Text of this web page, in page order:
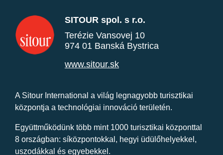
SITOUR spol. s r.o.
Terézie Vansovej 10
974 01 Banská Bystrica
www.sitour.sk
A Sitour International a világ legnagyobb turisztikai
központja a technológiai innováció területén.
Együttműködünk több mint 1000 turisztikai központtal
8 országban: síközpontokkal, hegyi üdülőhelyekkel,
uszodákkal és egyebekkel.